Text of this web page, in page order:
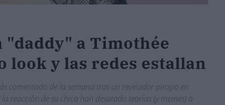
a Timothée
look y las redes estallan
comentado de la semana tras un revelador piropo en
reacción de su chica han desatado teorías (y memes) a